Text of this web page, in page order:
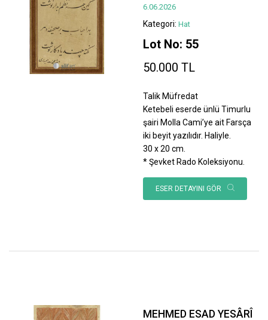
6.06.2026
Kategori: Hat
Lot No: 55
50.000 TL
Talik Müfredat
Ketebeli eserde ünlü Timurlu
şairi Molla Cami’ye ait Farsça
iki beyit yazılıdır. Haliyle.
30 x 20 cm.
* Şevket Rado Koleksiyonu.
ESER DETAYINI GÖR
MEHMED ESAD YESÂRÎ